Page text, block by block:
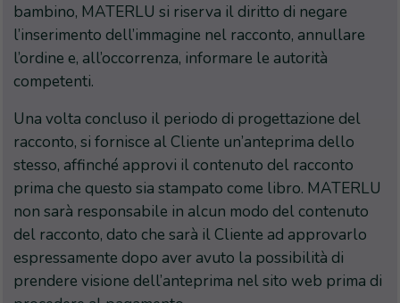
bambino, MATERLU si riserva il diritto di negare
l’inserimento dell’immagine nel racconto, annullare
l’ordine e, all’occorrenza, informare le autorità
competenti.
Una volta concluso il periodo di progettazione del
racconto, si fornisce al Cliente un’anteprima dello
stesso, affinché approvi il contenuto del racconto
prima che questo sia stampato come libro. MATERLU
non sarà responsabile in alcun modo del contenuto
del racconto, dato che sarà il Cliente ad approvarlo
espressamente dopo aver avuto la possibilità di
prendere visione dell’anteprima nel sito web prima di